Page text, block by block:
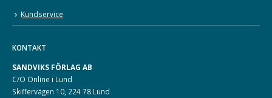
Kundservice
KONTAKT
SANDVIKS FÖRLAG AB
C/O Online i Lund
Skiffervägen 10, 224 78 Lund